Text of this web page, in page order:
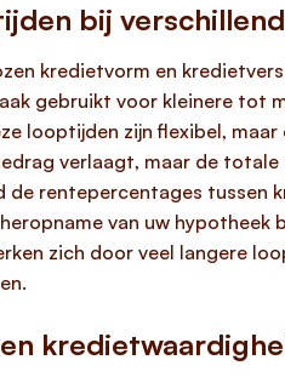
bij
kredietvorm en
gebruikt voor kleinere tot
looptijden zijn flexibel,
verlaagt, maar de
rentepercentages tussen
van uw
zich door veel langere